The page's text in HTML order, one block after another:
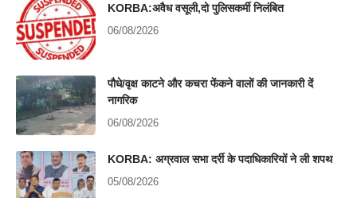
KORBA:अवैध वसूली,दो पुलिसकर्मी निलंबित
06/08/2026
पौधे/वृक्ष काटने और कचरा फेंकने वालों की जानकारी दें
नागरिक
06/08/2026
KORBA: अग्रवाल सभा दर्री के पदाधिकारियों ने ली शपथ
05/08/2026